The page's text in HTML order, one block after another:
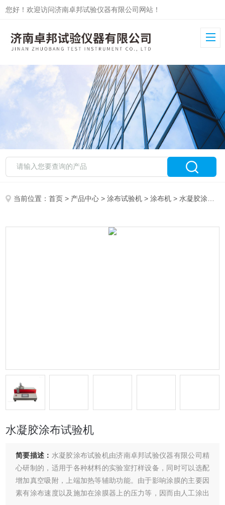
您好！欢迎访问济南卓邦试验仪器有限公司网站！
当前位置：首页 > 产品中心 >涂布试验机 >涂布机 > 水凝胶涂布试验机
水凝胶涂布试验机
简要描述： 水凝胶涂布试验机由济南卓邦试验仪器有限公司精
心研制的，适用于各种材料的实验室打样设备，同时可以选配
增加真空吸附，上端加热等辅助功能。由于影响涂膜的主要因
素有涂布速度以及施加在涂膜器上的压力等，因而由人工涂出